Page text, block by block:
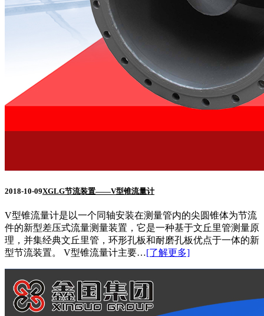
2018-10-09XGLG节流装置——V型锥流量计
V型锥流量计是以一个同轴安装在测量管内的尖圆锥体为节流
件的新型差压式流量测量装置，它是一种基于文丘里管测量原
理，并集经典文丘里管，环形孔板和耐磨孔板优点于一体的新
型节流装置。 V型锥流量计主要…[了解更多]